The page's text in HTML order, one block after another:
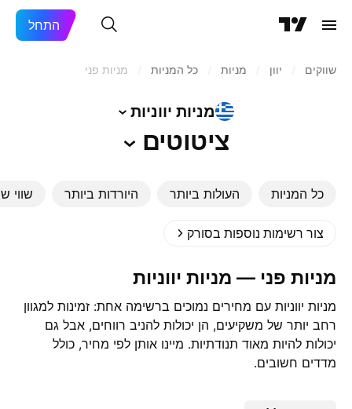
התחל
שווקים יוון מניות‏ כל המניות מניות פני
מניות יווניות
ציטוטים
כל המניות העולות ביותר היורדות ביותר שווי
צור רשימות נוספות בסורק
מניות פני — מניות יווניות
‎מניות יווניות‎ עם מחירים נמוכים ברשימה אחת: זמינות למגוון
רחב יותר של משקיעים, הן יכולות להניב רווחים, אבל גם
יכולות להיות מאוד תנודתיות. מיינו אותן לפי מחיר, כולל
מדדים חשובים.